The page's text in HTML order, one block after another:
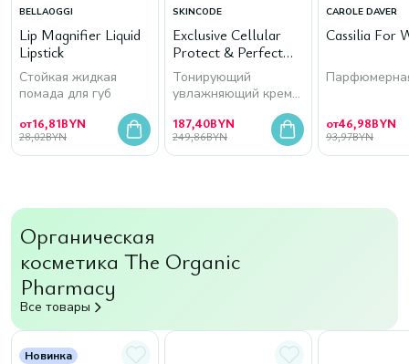
BELLAOGGI
Lip Magnifier Liquid
Lipstick
Стойкая жидкая
помада для губ
от16,81BYN
28,02BYN
SKINCODE
Exclusive Cellular
Protect & Perfect
Tinted Moisturizer
SPF 15, 30 мл
Тонирующий
увлажняющий крем
187,40BYN
249,86BYN
CAROLE DAVER
Cassilia For
от46,98BYN
93,97BYN
Органическая
косметика The Organic
Pharmacy
Все товары
Новинка